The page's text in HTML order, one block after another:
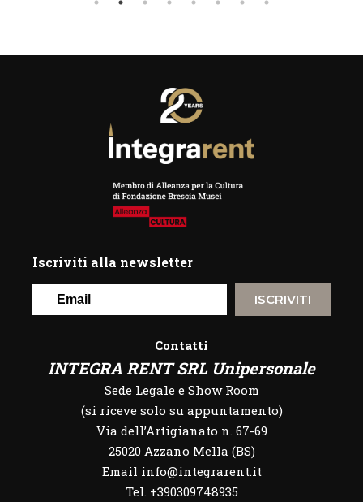
Iscriviti alla newsletter
ISCRIVITI
Contatti
INTEGRA RENT SRL Unipersonale
Sede Legale e Show Room
(si riceve solo su appuntamento)
Via dell’Artigianato n. 67-69
25020 Azzano Mella (BS)
Email info@integrarent.it
Tel. +390309748935